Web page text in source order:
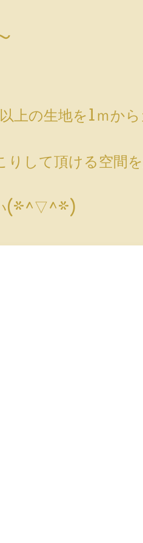
上の生地を1ｍか
して頂ける空間
い(*^▽^*)